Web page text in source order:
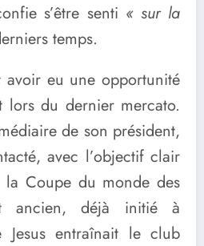
s’être senti « sur la
temps.
avoir eu une opportunité
lors du dernier mercato.
de son président,
avec l’objectif clair
Coupe du monde des
ancien, déjà initié à
Jesus entraînait le club